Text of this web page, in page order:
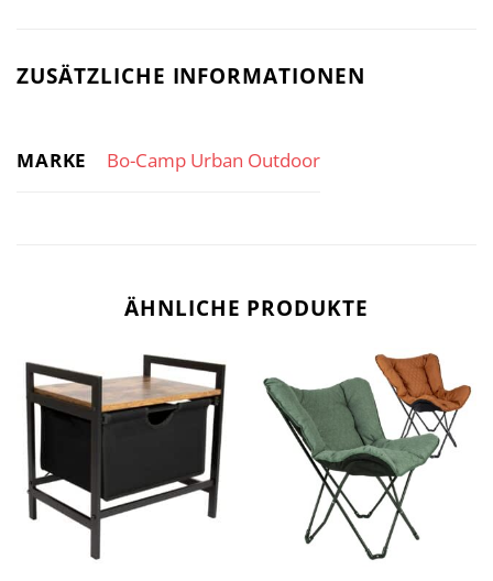
ZUSÄTZLICHE INFORMATIONEN
MARKE Bo-Camp Urban Outdoor
ÄHNLICHE PRODUKTE